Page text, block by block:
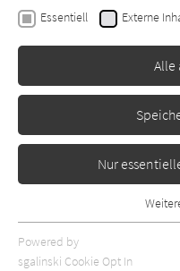
Text: Jean Dufaux Zeichner:
Saria - 2.
Erschienen: April 2014
Essentiell Externe
Alle
Nur
Essentielle Cookies werden
Webseite benötigt. Dadurch
Powered by
sgalinski Cookie Opt In